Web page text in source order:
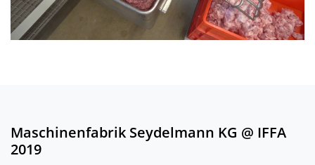
Maschinenfabrik Seydelmann KG @ IFFA
2019